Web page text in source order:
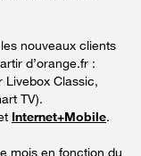
nouveaux clients
d’orange.fr :
Livebox Classic,
TV).
Internet+Mobile.
mois en fonction du